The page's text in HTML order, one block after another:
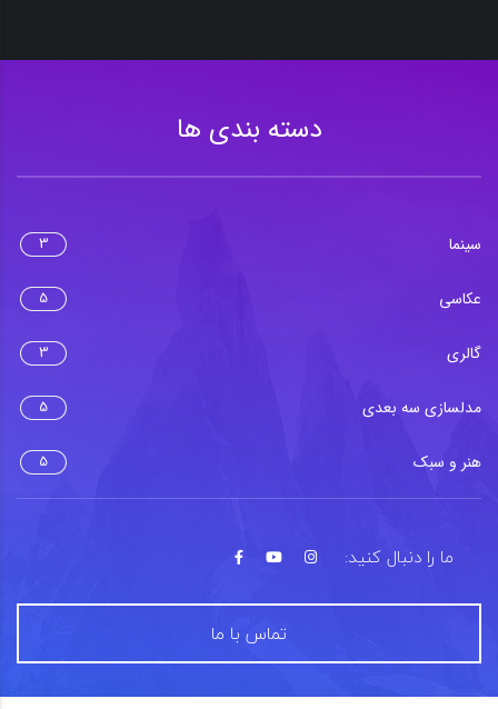
دسته بندی ها
سینما 3
عکاسی 5
گالری 3
مدلسازی سه بعدی 5
هنر و سبک 5
ما را دنبال کنید:
تماس با ما